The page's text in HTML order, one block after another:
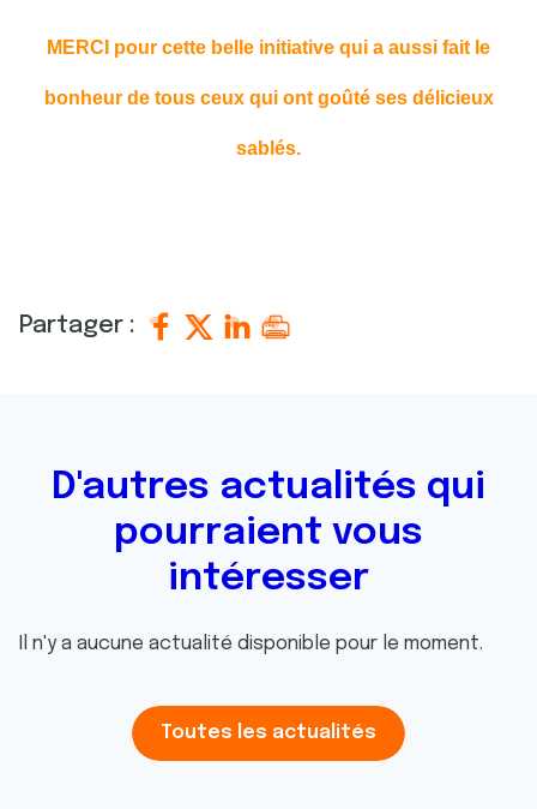
MERCI pour cette belle initiative qui a aussi fait le
bonheur de tous ceux qui ont goûté ses délicieux
sablés.
Partager :
D'autres actualités qui
pourraient vous
intéresser
Il n'y a aucune actualité disponible pour le moment.
Toutes les actualités